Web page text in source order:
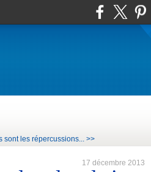
sont les répercussions... >>
17 décembre 2013